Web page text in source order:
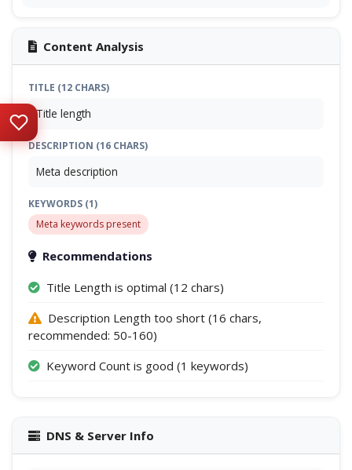
Content Analysis
TITLE (12 CHARS)
Title length
DESCRIPTION (16 CHARS)
Meta description
KEYWORDS (1)
Meta keywords present
Recommendations
Title Length is optimal (12 chars)
Description Length too short (16 chars,
recommended: 50-160)
Keyword Count is good (1 keywords)
DNS & Server Info